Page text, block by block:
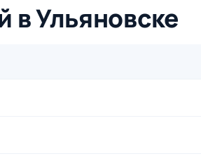
в Ульяновске